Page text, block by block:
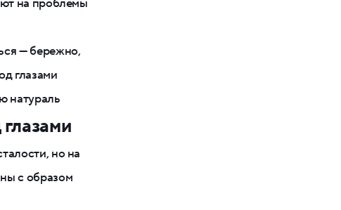
на проблемы
— бережно,
глазами
натураль
но на
с образом